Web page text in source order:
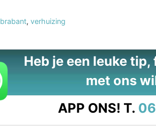
brabant, verhuizing
Heb je een leuke
met ons
APP ONS! T.